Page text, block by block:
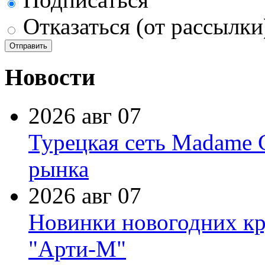
Отказаться (от
Новости
2026 авг 07
Турецкая сеть Madame
рынка
2026 авг 07
Новинки новогодних
"Арти-М"